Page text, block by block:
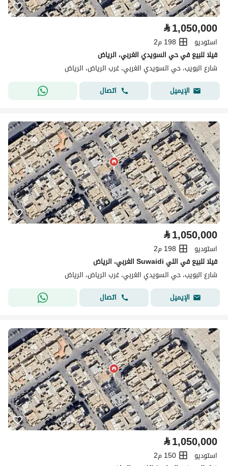
⃁1,050,000
استوديو
198 م2
فيلا للبيع في حي السويدي الغربي، الرياض
شارع البويب، حي السويدي الغربي، غرب الرياض، الرياض
الإيميل
اتصال
⃁1,050,000
استوديو
198 م2
فيلا للبيع في اللي Suwaidi الغربي، الرياض
شارع البويب، حي السويدي الغربي، غرب الرياض، الرياض
الإيميل
اتصال
⃁1,050,000
استوديو
150 م2